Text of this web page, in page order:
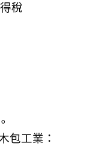
稅
包工業：